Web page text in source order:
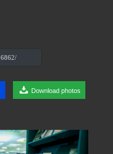
Download photos